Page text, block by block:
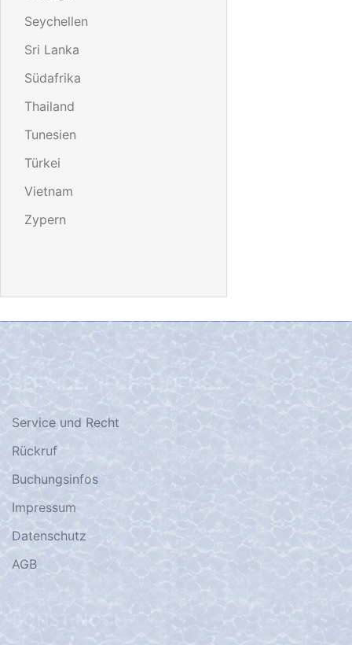
Seychellen
Sri Lanka
Südafrika
Thailand
Tunesien
Türkei
Vietnam
Zypern
SERVICE, RECHT, INFOS…
Service und Recht
Rückruf
Buchungsinfos
Impressum
Datenschutz
AGB
SONST NOCH